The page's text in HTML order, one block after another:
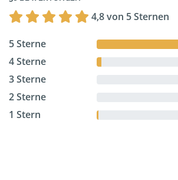
4,8 von 5 Sternen
5 Sterne
4 Sterne
3 Sterne
2 Sterne
1 Stern